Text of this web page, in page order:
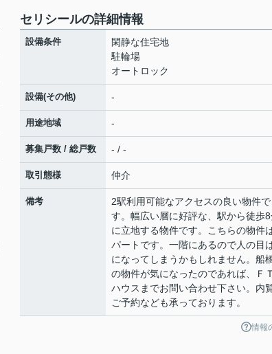
セリシールの詳細情報
設備条件
閑静な住宅地
駐輪場
オートロック
設備(その他) -
用途地域 -
募集戸数 / 総戸数 - / -
取引態様 仲介
備考
2駅利用可能なアクセスの良い物件で
す。幅広い層に好評な、駅から徒歩
に立地する物件です。こちらの物件
パートです。一階にあるので人の目
になってしまうかもしれません。船
の物件が気になったのであれば、Ｆ
ハウスまでお問い合わせ下さい。内
ご予約なども承っております。
情報